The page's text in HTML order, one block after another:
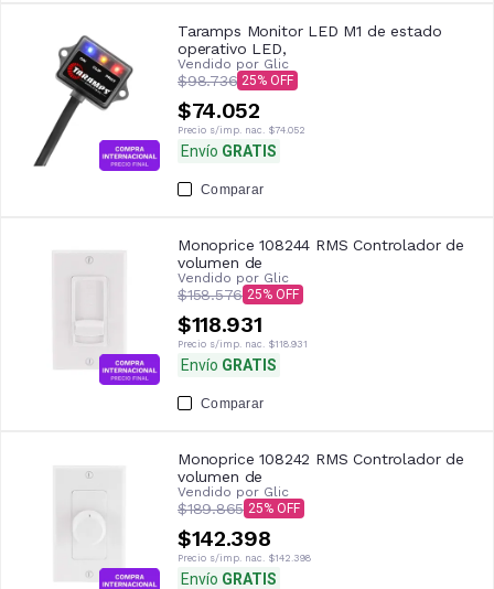
Taramps Monitor LED M1 de estado
operativo LED,
Vendido por Glic
$98.736 25
$74.052
Precio s/imp. nac. $74.052
Envío GRATIS
Comparar
Monoprice 108244 RMS Controlador de
volumen de
Vendido por Glic
$158.576 25
$118.931
Precio s/imp. nac. $118.931
Envío GRATIS
Comparar
Monoprice 108242 RMS Controlador de
volumen de
Vendido por Glic
$189.865 25
$142.398
Precio s/imp. nac. $142.398
Envío GRATIS